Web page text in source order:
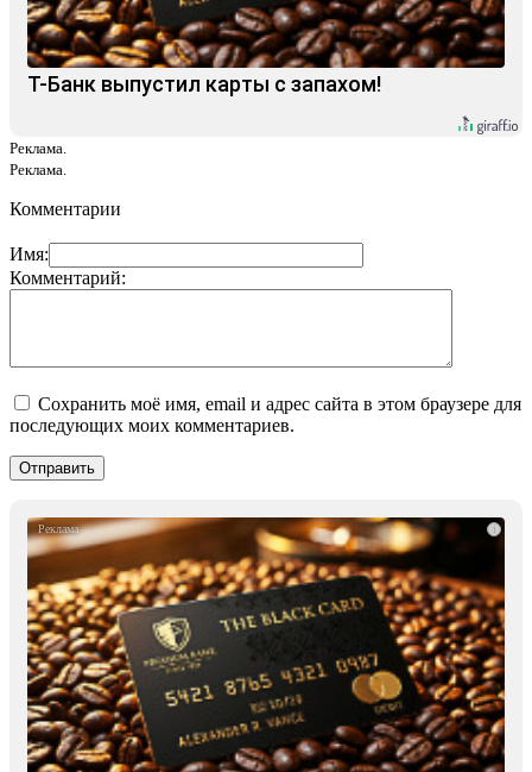
Т-Банк выпустил карты с запахом!
Реклама.
Реклама.
Комментарии
Имя:
Комментарий:
Сохранить моё имя, email и адрес сайта в этом браузере для
последующих моих комментариев.
i